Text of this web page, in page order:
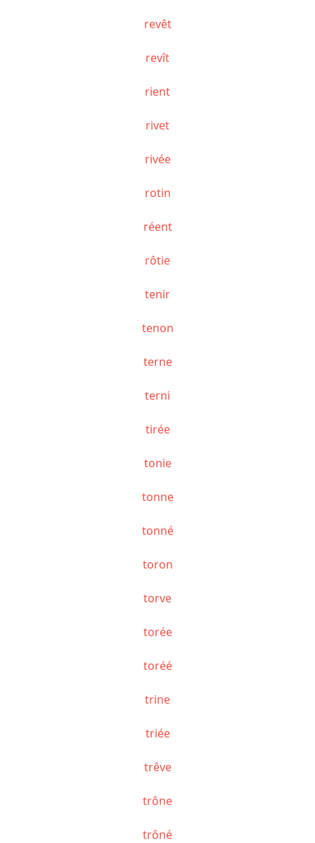
revêt
revît
rient
rivet
rivée
rotin
réent
rôtie
tenir
tenon
terne
terni
tirée
tonie
tonne
tonné
toron
torve
torée
toréé
trine
triée
trêve
trône
trôné